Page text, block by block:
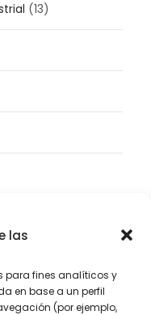
las
para fines analíticos y
en base a un perfil
(por ejemplo,
(13)